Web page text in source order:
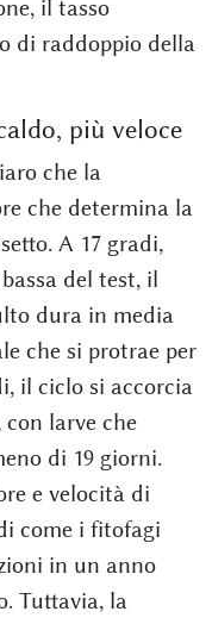
il tasso
di raddoppio della
più veloce
che la
che determina la
A 17 gradi,
del test, il
dura in media
che si protrae per
il ciclo si accorcia
larve che
di 19 giorni.
e velocità di
come i fitofagi
in un anno
Tuttavia, la